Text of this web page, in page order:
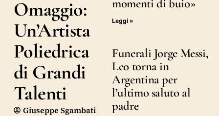
Omaggio:
Un’Artista
Poliedrica
di Grandi
Talenti
Giuseppe Sgambati
momenti di buio»
Leggi »
Funerali Jorge Messi,
Leo torna in
Argentina per
l’ultimo saluto al
padre